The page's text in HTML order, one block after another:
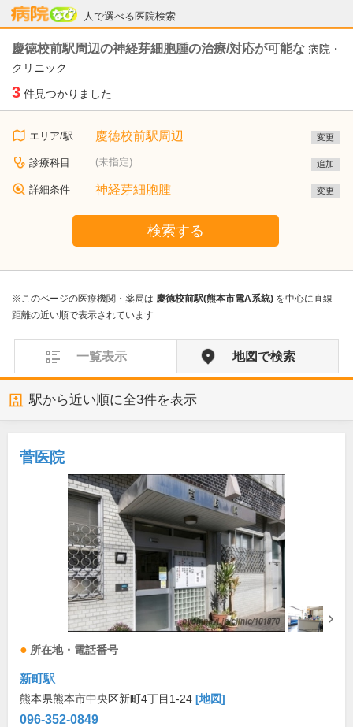
人で選べる医院検索
病院なび
慶徳校前駅周辺の神経芽細胞腫の治療/対応が可能な 病院・
クリニック
3 件見つかりました
エリア/駅 慶徳校前駅周辺 変更
診療科目 (未指定) 追加
詳細条件 神経芽細胞腫 変更
検索する
※このページの医療機関・薬局は 慶徳校前駅(熊本市電A系統) を中心に直線
距離の近い順で表示されています
一覧表示 地図で検索
駅から近い順に全3件を表示
菅医院
所在地・電話番号
新町駅
熊本県熊本市中央区新町4丁目1-24 [地図]
096-352-0849